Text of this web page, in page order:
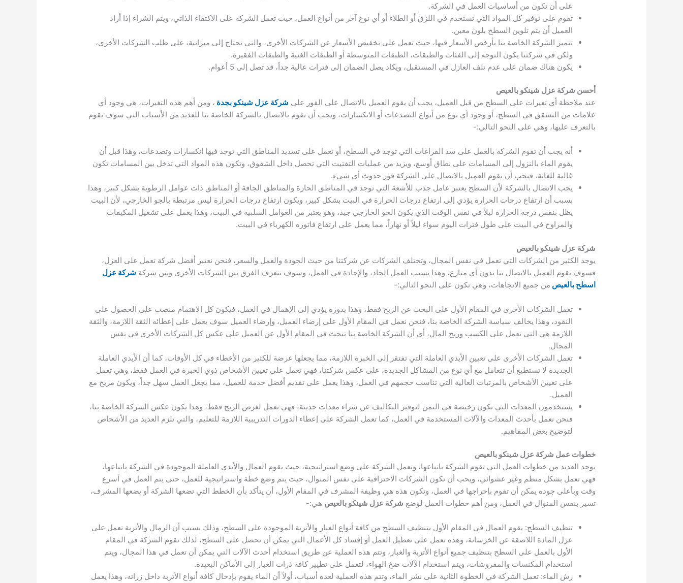
على أن تكون من أساسيات العمل في الشركة.
تقوم على توفير كل المواد التي تستخدم في اللزق أو الطلاء أو أي نوع آخر من أنواع العمل، حيث تعمل الشركة على الاكتفاء الذاتي، ويتم الشراء إذا أراد
العميل أن يتم تلوين السطح بلون معين.
تتميز الشركة الخاصة بنا بأرخص الأسعار فيها، حيث تعمل على تخفيض الأسعار عن الشركات الأخرى، والتي تحتاج إلى ميزانية، على طلب الشركات الأخرى،
ولكن في شركتنا يكون التوجه إلى الفئات والطبقات، الطبقات المتوسطة أو الطبقات الغنية والطبقات الفقيرة.
يكون هناك ضمان على عدم تلف العازل في المستقبل، ويكاد يصل الضمان إلى فترات عالية جداً، قد تصل إلى 5 أعوام.
أحسن شركة عزل شينكو بالعيص
عند ملاحظة أي تغيرات على السطح من قبل العميل، يجب أن يقوم العميل بالاتصال على الفور على شركة عزل شينكو بجدة ، ومن أهم هذه التغيرات، هي وجود أي
علامات من التشقق في السطح، أو وجود أي نوع من أنواع التصدعات أو الانكسارات، ويجب أن تقوم بالاتصال بالشركة الخاصة بنا للعديد من الأسباب التي سوف نقوم
بالتعرف عليها، وهي على النحو التالي:-
أنه يجب أن تقوم الشركة بالعمل على سد الفراغات التي توجد في السطح، أو تعمل على تسديد المناطق التي توجد فيها انكسارات وتصدعات، وهذا قبل أن
يقوم الماء بالنزول إلى المسامات على نطاق أوسع، ويزيد من عمليات التفتيت التي تحصل داخل الشقوق، وتكون هذه المواد التي تدخل بين المسامات تكون
غالية للغاية، فيجب أن يقوم العميل بالاتصال على الشركة فور حدوث أي شيء.
يجب الاتصال بالشركة لأن السطح يعتبر عامل جذب للأشعة التي توجد في المناطق الحارة والمناطق الجافة أو المناطق ذات عوامل الرطوبة بشكل كبير، وهذا
بسبب أن ارتفاع درجات الحرارة يؤدي إلى ارتفاع درجات الحرارة في البيت بشكل كبير، ويكون ارتفاع درجات الحرارة ليس مرتبطة بالجو الخارجي، لأن البيت
يظل بنفس درجة الحرارة ليلاً في نفس الوقت الذي يكون الجو الخارجي جيد، وهو يعتبر من العوامل السلبية في البيت، وهذا يعمل على تشغيل المكيفات
والمراوح في البيت على طول فترات اليوم سواء ليلاً أو نهاراً، مما يعمل على ارتفاع فاتوره الكهرباء في البيت.
شركة عزل شينكو بالعيص
يوجد الكثير من الشركات التي تعمل في نفس المجال، وتختلف الشركات عن شركتنا من حيث الجودة والعمل والسعر، فنحن نعتبر أفضل شركة تعمل على العزل،
فسوف يقوم العميل بالاتصال بنا بدون أي منازع، وهذا بسبب العمل الجاد، والإجادة في العمل، وسوف نتعرف الفرق بين الشركات الأخرى وبين شركة شركة عزل
اسطح بالعيص من جميع الاتجاهات، وهي تكون على النحو التالي:-
تعمل الشركات الأخرى في المقام الأول على البحث عن الربح فقط، وهذا بدوره يؤدي إلى الإهمال في العمل، فيكون كل الاهتمام منصب على الحصول على
النقود، وهذا يخالف سياسة الشركة الخاصة بنا، فنحن نعمل في المقام الأول على إرضاء العميل، وإرضاء العميل سوف يعمل على إعطائه الثقة اللازمة، والثقة
اللازمة هي التي تعمل على الكسب وربح المال، أي أن الشركة الخاصة بنا تبحث في المقام الأول عن العميل على عكس كل الشركات الأخرى في نفس
المجال.
تعمل الشركات الأخرى على تعيين الأيدي العاملة التي تفتقر إلى الخبرة اللازمة، مما يجعلها عرضة للكثير من الأخطاء في كل الأوقات، كما أن الأيدي العاملة
الجديدة لا تستطيع أن تتعامل مع أي نوع من المشاكل الجديدة، على عكس شركتنا، فهي تعمل على تعيين الأشخاص ذوي الخبرة في العمل فقط، وهي تعمل
على تعيين الأشخاص بالمرتبات العالية التي تناسب حجمهم في العمل، وهذا يعمل على تقديم أفضل خدمة للعميل، مما يجعل العمل سهل جداً، ويكون مريح مع
العميل.
يستخدمون المعدات التي تكون رخيصة في الثمن لتوفير التكاليف عن شراء معدات حديثة، فهي تعمل لغرض الربح فقط، وهذا يكون عكس الشركة الخاصة بنا،
فنحن نعمل بأحدث المعدات والآلات المستخدمة في العمل، كما تعمل الشركة على إعطاء الدورات التدريبية اللازمة للتعليم، والتي تلزم العديد من الأشخاص
لتوضيح بعض المفاهيم.
خطوات عمل شركة عزل شينكو بالعيص
يوجد العديد من خطوات العمل التي تقوم الشركة باتباعها، وتعمل الشركة على وضع استراتيجية، حيث يقوم العمال والأيدي العاملة الموجودة في الشركة باتباعها،
فهي تعمل بشكل منظم وغير عشوائي، ويحب أن تكون الشركات الاحترافية على نفس المنوال، حيث يتم وضع خطة واستراتيجية للعمل، حتى يتم العمل في أسرع
وقت وبأعلى جوده يمكن أن تقوم بإخراجها في العمل، وتكون هذه هي وظيفة المشرف في المقام الأول، أن يتأكد بأن الخطط التي تضعها الشركة أو يضعها المشرف،
تسير بنفس المنوال في العمل، ومن أهم خطوات العمل لوضع شركة عزل شينكو بالعيص هي:-
تنظيف السطح: يقوم العمال في المقام الأول بتنظيف السطح من كافة أنواع الغبار والأتربة الموجودة على السطح، وذلك بسبب أن الرمال والأتربة تعمل على
عزل المادة اللاصقة عن الخرسانة، وهذه تعمل على تعطيل العمل أو إفساد كل الأعمال التي يمكن أن تحصل على السطح، لذلك تقوم الشركة في المقام
الأول بالعمل على السطح بتنظيف جميع أنواع الأتربة والغبار، وتتم هذه العملية عن طريق استخدام أحدث الآلات التي يمكن أن تعمل في هذا المجال، ويتم
استخدام المكنسات والمفروشات، ويتم استخدام الآلات ضخ الهواء، لتعمل على تطيير كافة ذرات الغبار إلى الأماكن البعيدة.
رش الماء: تعمل الشركة في الخطوة الثانية على نشر الماء، وتتم هذه العملية لعدة أسباب، أولاً أن الماء يقوم بإدخال كافة أنواع الأتربة داخل زراته، وهذا يعمل